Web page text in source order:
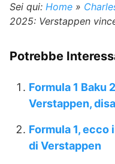
Sei qui: Home »
2025: Verstappen
Potrebbe
Formula 1 Baku
Verstappen,
Formula 1, ecco
di Verstappen